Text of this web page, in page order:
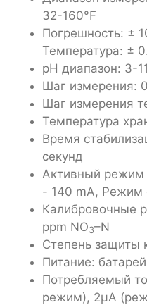
32-160°F
Погрешность: ±
Температура: ±
pH диапазон: 3-11
Шаг измерения:
Шаг измерения
Температура
Время
секунд
Активный режим
- 140 mA, Режим
Калибровочные
ppm NO3–N
Степень защиты
Питание:
Потребляемый
режим), 2µА